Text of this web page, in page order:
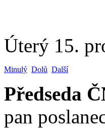
Úterý 15.
Minulý Dolů Další
Předseda
pan